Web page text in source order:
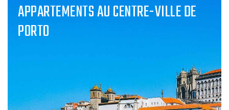
APPARTEMENTS AU CENTRE-VILLE DE
PORTO